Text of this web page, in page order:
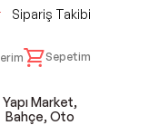
Sipariş Takibi
Sepetim
Yapı Market,
Bahçe, Oto